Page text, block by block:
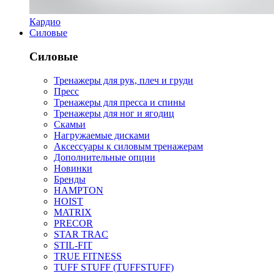
Кардио
Силовые
Силовые
Тренажеры для рук, плеч и груди
Пресс
Тренажеры для пресса и спины
Тренажеры для ног и ягодиц
Скамьи
Нагружаемые дисками
Аксессуары к силовым тренажерам
Дополнительные опции
Новинки
Бренды
HAMPTON
HOIST
MATRIX
PRECOR
STAR TRAC
STIL-FIT
TRUE FITNESS
TUFF STUFF (TUFFSTUFF)